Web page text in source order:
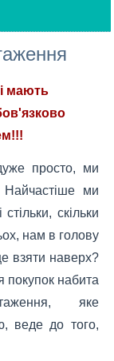
мають
просто, ми
Найчастіше ми
скільки
нам в голову
взяти наверх?
набита
яке
веде до того,